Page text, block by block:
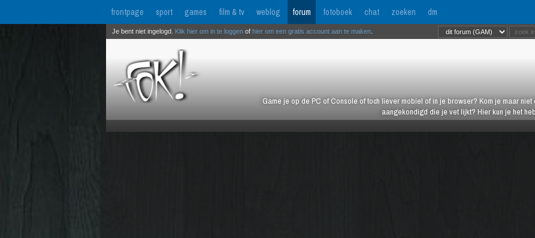
frontpage sport games film & tv weblog forum fotoboek chat zoeken dm
Game je op de PC of Console of toch liever mobiel of in je browser? Kom je maar
aangekondigd die je vet lijkt? Hier kun je het
Je bent niet ingelogd. Klik hier om in te loggen of hier om een gratis account aan te maken